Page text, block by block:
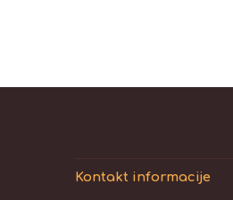
Kontakt informacije